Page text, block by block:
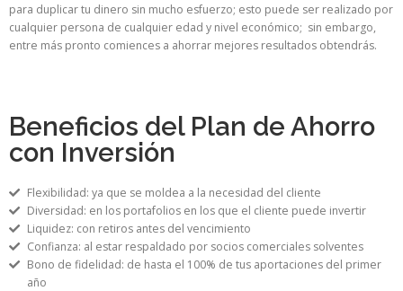
para duplicar tu dinero sin mucho esfuerzo; esto puede ser realizado por
cualquier persona de cualquier edad y nivel económico; sin embargo,
entre más pronto comiences a ahorrar mejores resultados obtendrás.
Beneficios del Plan de Ahorro
con Inversión
Flexibilidad: ya que se moldea a la necesidad del cliente
Diversidad: en los portafolios en los que el cliente puede invertir
Liquidez: con retiros antes del vencimiento
Confianza: al estar respaldado por socios comerciales solventes
Bono de fidelidad: de hasta el 100% de tus aportaciones del primer
año